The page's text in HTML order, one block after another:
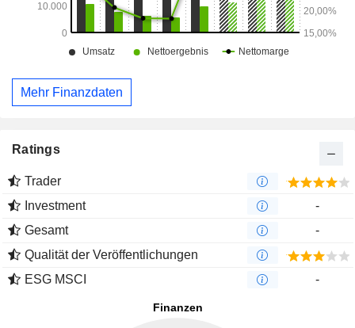
Mehr Finanzdaten
Ratings
Trader
Investment
-
Gesamt
-
Qualität der Veröffentlichungen
ESG MSCI
-